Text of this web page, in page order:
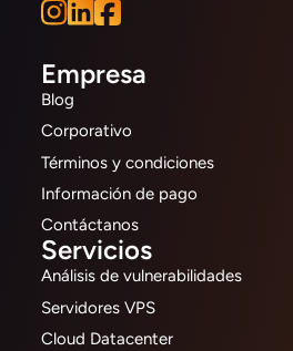
Empresa
Blog
Corporativo
Términos y condiciones
Información de pago
Contáctanos
Servicios
Análisis de vulnerabilidades
Servidores VPS
Cloud Datacenter